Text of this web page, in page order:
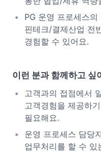
PG 운영 프로세스
핀테크/결제산업 전
경험할 수 있어요.
이런 분과 함께하고 싶
고객과의 접점에서
고객경험을 제공하
필요해요.
운영 프로세스 담당
업무처리를 할 수 있